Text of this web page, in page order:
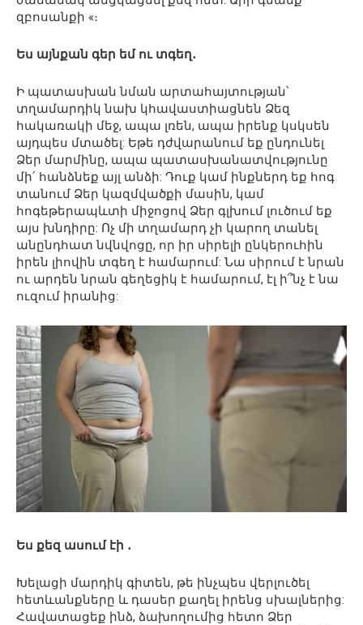
զբոսանքի «։
Ես այնքան գեր եմ ու տգեղ․
Ի պատասխան նման արտահայտության՝
տղամարդիկ նախ կհավաստիացնեն Ձեզ
հակառակի մեջ, ապա լռեն, ապա իրենք կսկսեն
այդպես մտածել: Եթե ​​դժվարանում եք ընդունել
Ձեր մարմինը, ապա պատասխանատվությունը
մի՛ հանձնեք այլ անձի: Դուք կամ ինքներդ եք հոգ
տանում Ձեր կազմվածքի մասին, կամ
հոգեթերապևտի միջոցով Ձեր գլխում լուծում եք
այս խնդիրը: Ոչ մի տղամարդ չի կարող տանել
անընդհատ նվնվոցը, որ իր սիրելի ընկերուհին
իրեն լիովին տգեղ է համարում: Նա սիրում է նրան
ու արդեն նրան գեղեցիկ է համարում, էլ ի՞նչ է նա
ուզում իրանից:
Ես քեզ ասում էի ․
Խելացի մարդիկ գիտեն, թե ինչպես վերլուծել
հետևանքները և դասեր քաղել իրենց սխալներից:
Հավատացեք ինձ, ձախողումից հետո Ձեր